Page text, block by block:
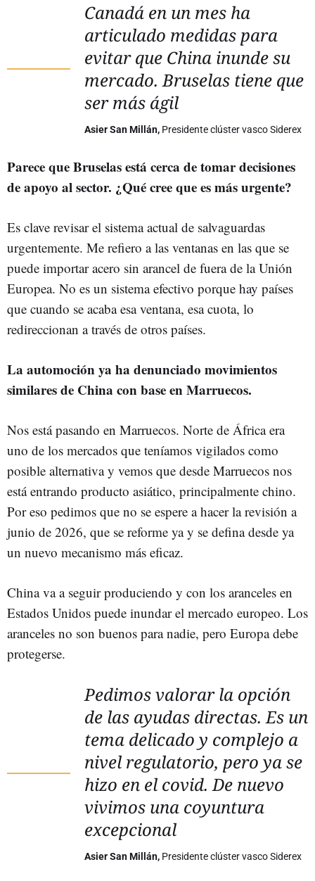
Canadá en un mes ha
articulado medidas para
evitar que China inunde su
mercado. Bruselas tiene que
ser más ágil
Asier San Millán, Presidente clúster vasco Siderex
Parece que Bruselas está cerca de tomar decisiones
de apoyo al sector. ¿Qué cree que es más urgente?
Es clave revisar el sistema actual de salvaguardas
urgentemente. Me refiero a las ventanas en las que se
puede importar acero sin arancel de fuera de la Unión
Europea. No es un sistema efectivo porque hay países
que cuando se acaba esa ventana, esa cuota, lo
redireccionan a través de otros países.
La automoción ya ha denunciado movimientos
similares de China con base en Marruecos.
Nos está pasando en Marruecos. Norte de África era
uno de los mercados que teníamos vigilados como
posible alternativa y vemos que desde Marruecos nos
está entrando producto asiático, principalmente chino.
Por eso pedimos que no se espere a hacer la revisión a
junio de 2026, que se reforme ya y se defina desde ya
un nuevo mecanismo más eficaz.
China va a seguir produciendo y con los aranceles en
Estados Unidos puede inundar el mercado europeo. Los
aranceles no son buenos para nadie, pero Europa debe
protegerse.
Pedimos valorar la opción
de las ayudas directas. Es un
tema delicado y complejo a
nivel regulatorio, pero ya se
hizo en el covid. De nuevo
vivimos una coyuntura
excepcional
Asier San Millán, Presidente clúster vasco Siderex